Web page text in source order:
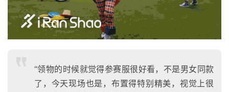
“领物的时候就觉得参赛服很好看，不是男女同款
了，今天现场也是，布置得特别精美，视觉上很